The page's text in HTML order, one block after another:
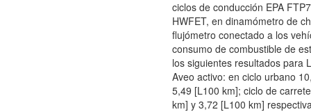
ciclos de conducción EPA
HWFET, en dinamómetro de
flujómetro conectado a los
consumo de combustible de
los siguientes resultados para
Aveo activo: en ciclo urbano
5,49 [L100 km]; ciclo de
km] y 3,72 [L100 km]